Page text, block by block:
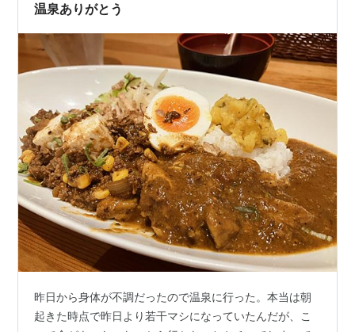
温泉ありがとう
昨日から身体が不調だったので温泉に行った。本当は朝
起きた時点で昨日より若干マシになっていたんだが、こ